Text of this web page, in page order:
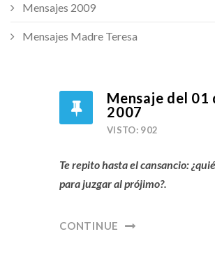
Mensajes 2009
Mensajes Madre Teresa
Mensaje del
2007
VISTO: 902
Te repito hasta el cansancio:
para juzgar al prójimo?.
CONTINUE